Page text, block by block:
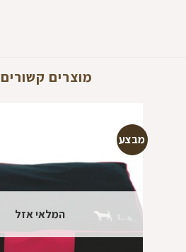
מוצרים קשורים
מבצע
המלאי אזל